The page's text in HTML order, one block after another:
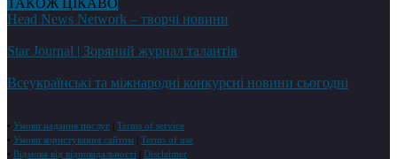
ТАКОЖ ЦІКАВО
Head News Network – творчі новини
Star Journal | Зоряний журнал талантів
Всеукраїнські та міжнародні конкурсні новини сьогодні
• Умови надання послуг
Terms of service
• Умови користування сайтом
Terms of use
• Відмова від відповідальності Disclaimer